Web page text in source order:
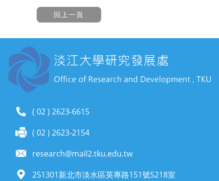
( 02 ) 2623-6615
( 02 ) 2623-2154
research@mail2.tku.edu.tw
251301新北市淡水區英專路151號S218室